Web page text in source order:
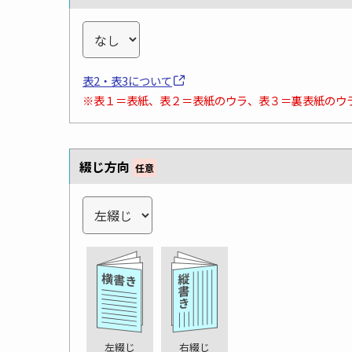
表2・表3について
※表１＝表紙、表２＝表紙のウラ、表３＝裏表紙のウ
綴じ方向 任意
左綴じ 右綴じ